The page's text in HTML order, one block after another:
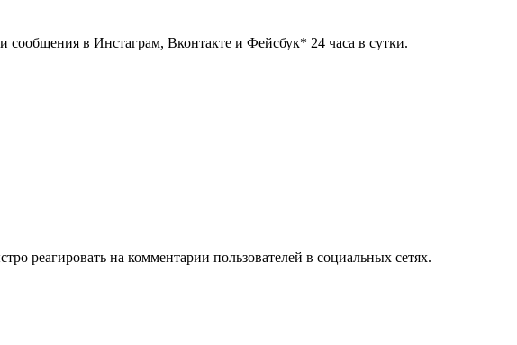
сообщения в Инстаграм, Вконтакте и Фейсбук* 24 часа в сутки.
реагировать на комментарии пользователей в социальных сетях.